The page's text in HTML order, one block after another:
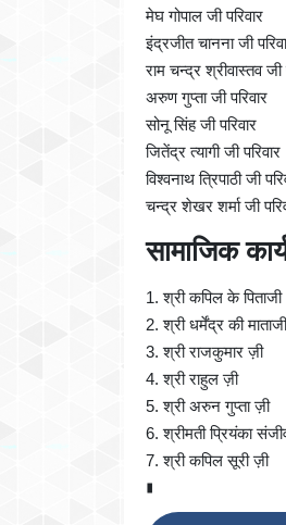
मेघ गोपाल जी परिवार
इंद्रजीत चानना जी
राम चन्द्र श्रीवास्तव जी
अरुण गुप्ता जी परिवार
सोनू सिंह जी परिवार
जितेंद्र त्यागी जी परिवार
विश्वनाथ त्रिपाठी जी
चन्द्र शेखर शर्मा जी
सामाजिक
1. श्री कपिल के पिताजी
2. श्री धर्मेंद्र की
3. श्री राजकुमार ज़ी
4. श्री राहुल ज़ी
5. श्री अरुन गुप्ता ज़ी
6. श्रीमती प्रियंका
7. श्री कपिल सूरी ज़ी
∎